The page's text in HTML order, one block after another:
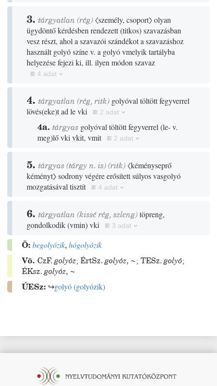
3. tárgyatlan (rég)〈személy, csoport〉olyan
ügydöntő kérdésben rendezett(titkos)szavazásban
vesz részt, ahol a szavazói szándékot a szavazáshoz
használt golyó színe v. a golyó vmelyik tartályba
helyezése fejezi ki, ill. ilyen módon szavaz
4 adat
4. tárgyatlan (rég, ritk) golyóval töltött fegyverrel
lövés(eke)t ad le vki 2 adat
4a. tárgyas golyóval töltött fegyverrel (le- v.
meg)lő vki vkit, vmit 2 adat
5. tárgyas (tárgy n. is)(ritk)〈kéményseprő
kéményt〉sodrony végére erősített súlyos vasgolyó
mozgatásával tisztít
4 adat
6. tárgyatlan (kissérég, szleng)töpreng,
gondolkodik(vmin)vki 3 adat
Ö: begolyózik,hógolyózik
Vö. CzF. golyóz; ÉrtSz. golyóz, ~; TESz. golyó;
ÉKsz. golyóz, ~
ÚESz: ↪golyó(golyózik)